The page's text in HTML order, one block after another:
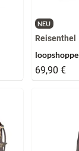
NEU
Reisenthel
69,90 €